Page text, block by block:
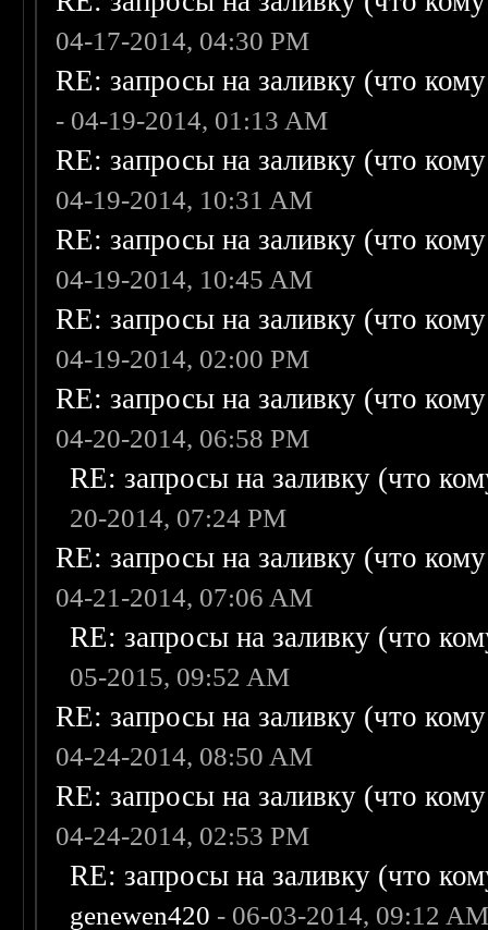
04-17-2014, 04:30 PM
RE: запросы на заливку (что
- 04-19-2014, 01:13 AM
RE: запросы на заливку (что
04-19-2014, 10:31 AM
RE: запросы на заливку (что
04-19-2014, 10:45 AM
RE: запросы на заливку (что
04-19-2014, 02:00 PM
RE: запросы на заливку (что
04-20-2014, 06:58 PM
RE: запросы на заливку (что
20-2014, 07:24 PM
RE: запросы на заливку (что
04-21-2014, 07:06 AM
RE: запросы на заливку (что
05-2015, 09:52 AM
RE: запросы на заливку (что
04-24-2014, 08:50 AM
RE: запросы на заливку (что
04-24-2014, 02:53 PM
RE: запросы на заливку (что
genewen420 - 06-03-2014, 09:12